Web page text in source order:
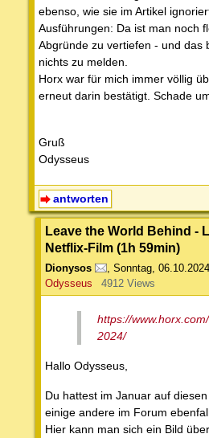
ebenso, wie sie im Artikel
Ausführungen: Da ist man noch
Abgründe zu vertiefen - und das
nichts zu melden.
Horx war für mich immer völlig
erneut darin bestätigt. Schade
Gruß
Odysseus
antworten
Leave the World Behind -
Netflix-Film (1h 59min)
Dionysos , Sonntag,
Odysseus
4912 Views
https://
2024/
Hallo Odysseus,
Du hattest im Januar auf
einige andere im Forum
Hier kann man sich ein Bild